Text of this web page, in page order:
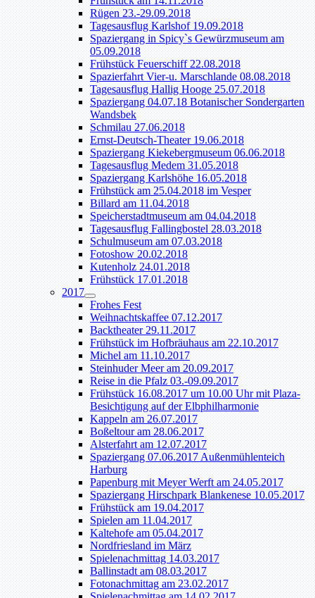
Rügen 23.-29.09.2018
Tagesausflug Karlshof 19.09.2018
Spaziergang in Spicy`s Gewürzmuseum am
05.09.2018
Frühstück Feuerschiff 22.08.2018
Spazierfahrt Vier-u. Marschlande 08.08.2018
Tagesausflug Hallig Hooge 25.07.2018
Spaziergang 04.07.18 Botanischer Sondergarten
Wandsbek
Schmilau 27.06.2018
Ernst-Deutsch-Theater 19.06.2018
Spaziergang Kiekebergmuseum 06.06.2018
Tagesausflug Medem 31.05.2018
Spaziergang Karlshöhe 16.05.2018
Frühstück am 25.04.2018 im Vesper
Billard am 11.04.2018
Speicherstadtmuseum am 04.04.2018
Tagesausflug Fallingbostel 28.03.2018
Schulmuseum am 07.03.2018
Fotoshow 20.02.2018
Kutenholz 24.01.2018
Frühstück 17.01.2018
2017
Frohes Fest
Weihnachtskaffee 07.12.2017
Backtheater 29.11.2017
Frühstück im Hofbräuhaus am 22.10.2017
Michel am 11.10.2017
Steinhuder Meer am 20.09.2017
Reise in die Pfalz 03.-09.09.2017
Frühstück 16.08.2017 um 10.00 Uhr mit Plaza-
Besichtigung auf der Elbphilharmonie
Kappeln am 26.07.2017
Boßeltour am 28.06.2017
Alsterfahrt am 12.07.2017
Spaziergang 07.06.2017 Außenmühlenteich
Harburg
Papenburg mit Meyer Werft am 24.05.2017
Spaziergang Hirschpark Blankenese 10.05.2017
Frühstück am 19.04.2017
Spielen am 11.04.2017
Kaltehofe am 05.04.2017
Nordfriesland im März
Spielenachmittag 14.03.2017
Ballinstadt am 08.03.2017
Fotonachmittag am 23.02.2017